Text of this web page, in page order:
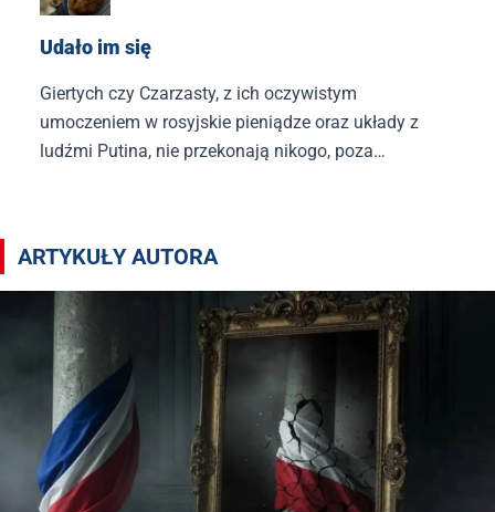
Udało im się
Giertych czy Czarzasty, z ich oczywistym
umoczeniem w rosyjskie pieniądze oraz układy z
ludźmi Putina, nie przekonają nikogo, poza
Artykuły autora Dawid Wildstein
ARTYKUŁY AUTORA